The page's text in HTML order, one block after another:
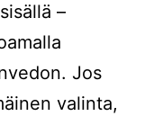
–
Jos
valinta,